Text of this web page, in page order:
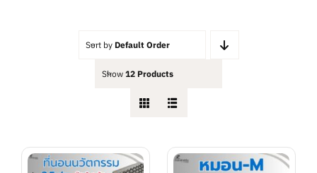
Sort by Default Order
Show 12 Products